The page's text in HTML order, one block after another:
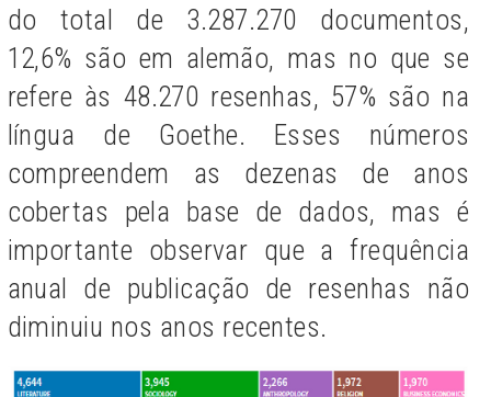
do total de 3.287.270 documentos,
12,6% são em alemão, mas no que se
refere às 48.270 resenhas, 57% são na
língua de Goethe. Esses números
compreendem as dezenas de anos
cobertas pela base de dados, mas é
importante observar que a frequência
anual de publicação de resenhas não
diminuiu nos anos recentes.